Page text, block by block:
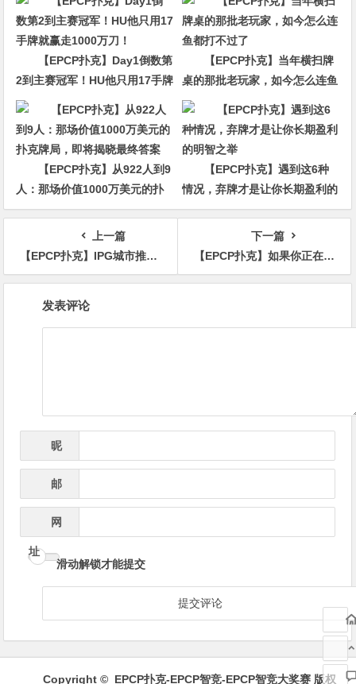
【EPCP扑克】Day1倒数第
2到主赛冠军！HU他只用17手牌
就赢走1000万刀！
【EPCP扑克】当年横扫牌
桌的那批老玩家，如今怎么连鱼
都打不过了
【EPCP扑克】从922人到9
人：那场价值1000万美元的扑
克牌局，即将揭晓最终答案
【EPCP扑克】遇到这6种
情况，弃牌才是让你长期盈利的
明智之举
上一篇
【EPCP扑克】IPG城市推广赛合肥站 | 首轮战罢，主赛960人次参赛225人晋级，林建伟46.2万计分领跑C组
下一篇
【EPCP扑克】如果你正在参加WSOP主赛，这是2012年冠军分享的一些经验
发表评论
昵
邮
网
址
滑动解锁才能提交
Copyright © EPCP扑克-EPCP智竞-EPCP智竞大奖赛版权